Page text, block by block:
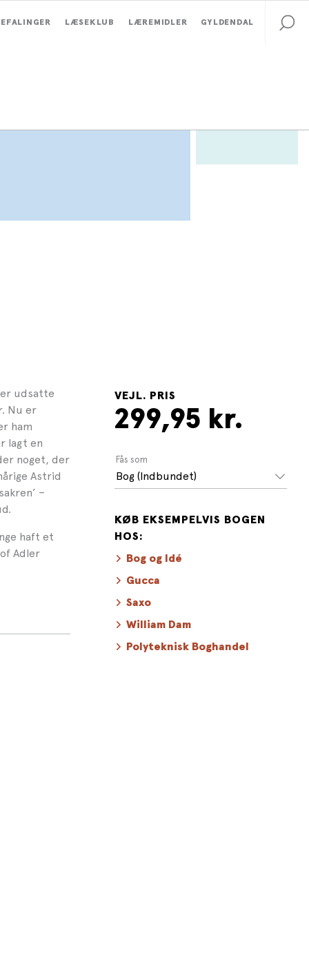
LÆSEKLUB LÆREMIDLER GYLDENDAL
udsatte
Nu er
ham
lagt en
noget, der
Astrid
–
haft et
Adler
VEJL. PRIS
299,95 kr.
Fås som
Bog (Indbundet)
KØB EKSEMPELVIS BOGEN
HOS:
Bog og Idé
Gucca
Saxo
William Dam
Polyteknisk Boghandel